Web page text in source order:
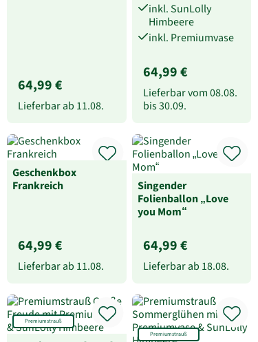
64,99 €
Lieferbar ab 11.08.
inkl. SunLolly
Himbeere
inkl. Premiumvase
64,99 €
Lieferbar vom08.08.
bis30.09.
Geschenkbox
Frankreich
64,99 €
Lieferbar ab 11.08.
Singender
Folienballon „Love
you Mom“
64,99 €
Lieferbar ab 18.08.
Premiumstrauß
Premiumstrauß